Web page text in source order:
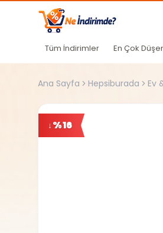
Ana içeriğe atla
Tüm İndirimler En Çok
Ana Sayfa Hepsiburada Ev
%16